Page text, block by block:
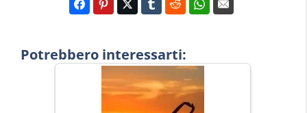
Potrebbero interessarti: